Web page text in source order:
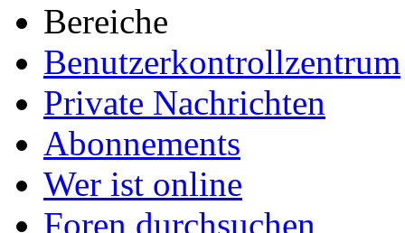
Bereiche
Benutzerkontrollzentrum
Private Nachrichten
Abonnements
Wer ist online
Foren durchsuchen